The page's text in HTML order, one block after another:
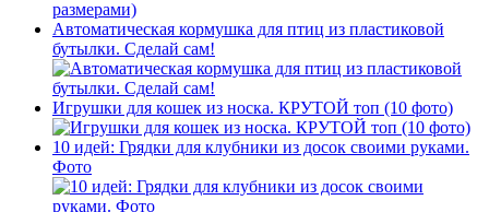
Автоматическая кормушка для птиц из пластиковой
бутылки. Сделай сам!
Игрушки для кошек из носка. КРУТОЙ топ (10 фото)
10 идей: Грядки для клубники из досок своими руками.
Фото